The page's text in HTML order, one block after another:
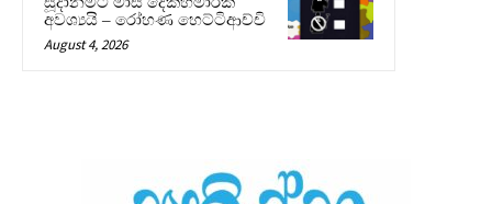
අවශ්‍යයි – රෝහණ හෙට්ටිආච්චි
August 4, 2026